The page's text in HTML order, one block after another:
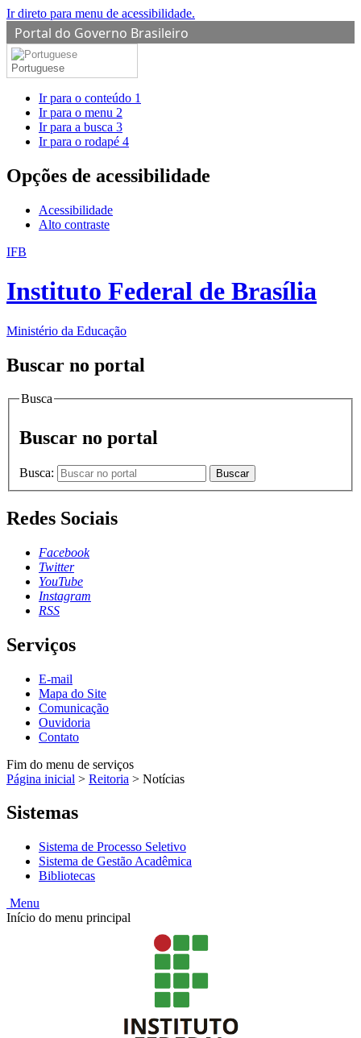
Ir direto para menu de acessibilidade.
Portal do Governo Brasileiro
Portuguese
Ir para o conteúdo 1
Ir para o menu 2
Ir para a busca 3
Ir para o rodapé 4
Opções de acessibilidade
Acessibilidade
Alto contraste
IFB
Instituto Federal de Brasília
Ministério da Educação
Buscar no portal
Busca
Buscar no portal
Busca: Buscar
Redes Sociais
Facebook
Twitter
YouTube
Instagram
RSS
Serviços
E-mail
Mapa do Site
Comunicação
Ouvidoria
Contato
Fim do menu de serviços
Página inicial > Reitoria > Notícias
Sistemas
Sistema de Processo Seletivo
Sistema de Gestão Acadêmica
Bibliotecas
Menu
Início do menu principal